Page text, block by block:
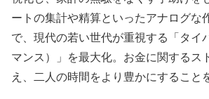
ートの集計や精算といったアナログな
で、現代の若い世代が重視する「タイ
マンス）」を最大化。お金に関するス
え、二人の時間をより豊かにすること